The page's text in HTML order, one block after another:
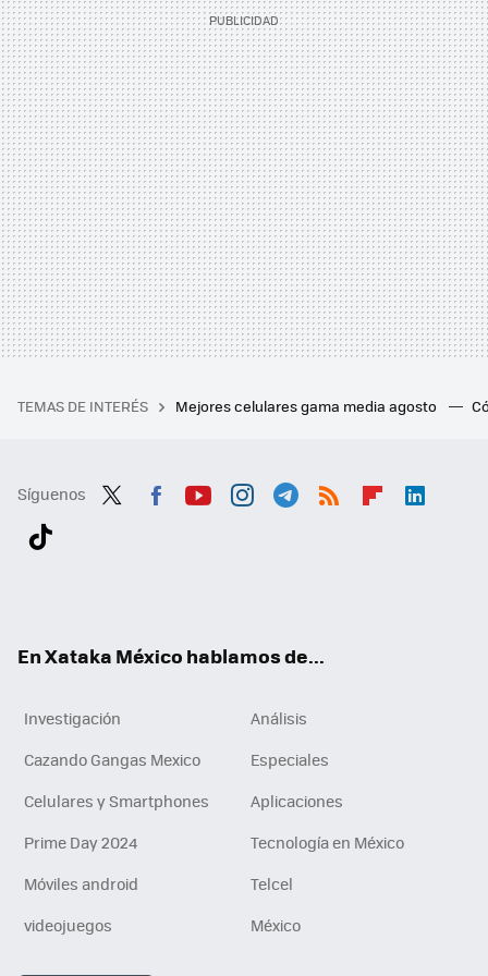
TEMAS DE INTERÉS Mejores celulares gama media agosto
Síguenos
En Xataka México hablamos de...
Investigación
Análisis
Cazando Gangas Mexico
Especiales
Celulares y Smartphones
Aplicaciones
Prime Day 2024
Tecnología en México
Móviles android
Telcel
videojuegos
México